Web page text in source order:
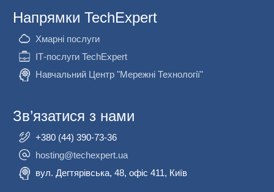
Напрямки TechExpert
Хмарні послуги
ІТ-послуги TechExpert
Навчальний Центр "Мережні Технології"
Зв’язатися з нами
+380 (44) 390-73-36
hosting@techexpert.ua
вул. Дегтярівська, 48, офіс 411, Київ